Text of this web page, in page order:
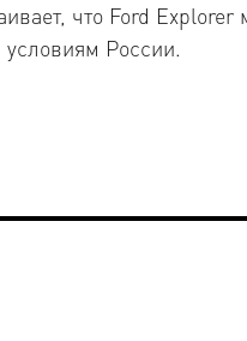
что Ford Explorer
России.